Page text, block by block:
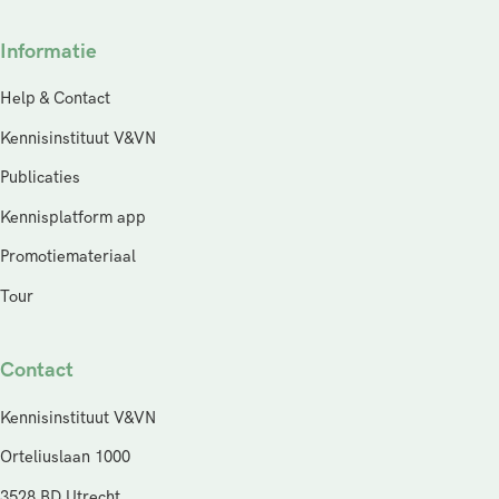
Informatie
Help & Contact
Kennisinstituut V&VN
Publicaties
Kennisplatform app
Promotiemateriaal
Tour
Contact
Kennisinstituut V&VN
Orteliuslaan 1000